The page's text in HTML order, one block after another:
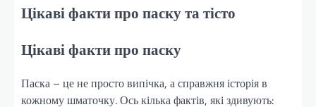
Цікаві факти про паску та тісто
Цікаві факти про паску
Паска – це не просто випічка, а справжня історія в
кожному шматочку. Ось кілька фактів, які здивують: